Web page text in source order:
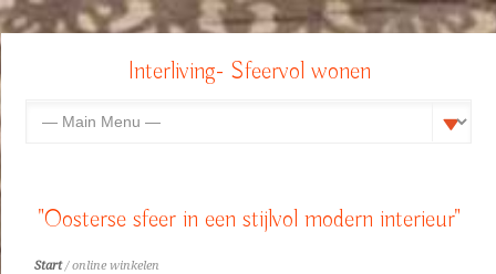
Interliving- Sfeervol wonen
"Oosterse sfeer in een stijlvol modern interieur"
Start/ online winkelen